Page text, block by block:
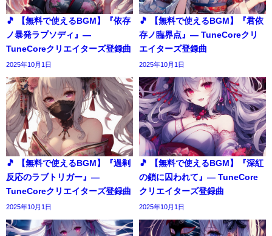
🎵 【無料で使えるBGM】『依存
ノ暴発ラプソディ』―
TuneCoreクリエイターズ登録曲
2025年10月1日
🎵 【無料で使えるBGM】『君依
存ノ臨界点』― TuneCoreクリ
エイターズ登録曲
2025年10月1日
🎵 【無料で使えるBGM】『過剰
反応のラブトリガー』―
TuneCoreクリエイターズ登録曲
2025年10月1日
🎵 【無料で使えるBGM】『深紅
の鎖に囚われて』― TuneCore
クリエイターズ登録曲
2025年10月1日